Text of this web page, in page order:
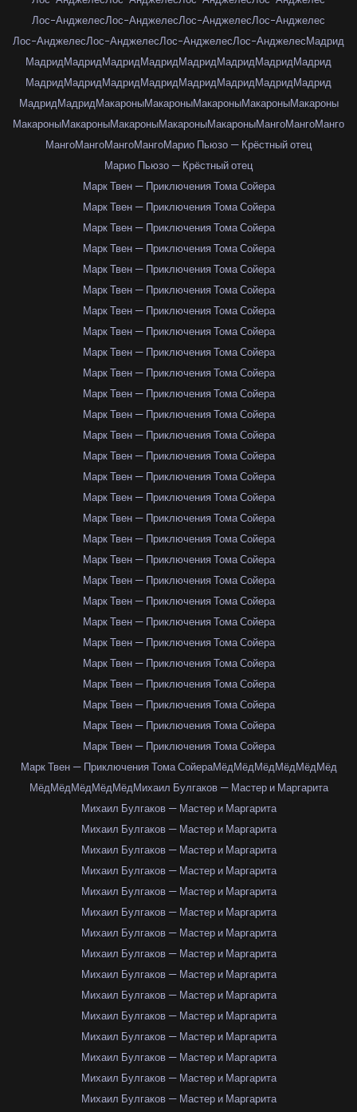
Лос-АнджелесЛос-АнджелесЛос-АнджелесЛос-Анджелес
Лос-АнджелесЛос-АнджелесЛос-АнджелесЛос-АнджелесМадрид
МадридМадридМадридМадридМадридМадридМадридМадрид
МадридМадридМадридМадридМадридМадридМадридМадрид
МадридМадридМакароныМакароныМакароныМакароныМакароны
МакароныМакароныМакароныМакароныМакароныМангоМангоМанго
МангоМангоМангоМангоМарио Пьюзо — Крёстный отец
Марио Пьюзо — Крёстный отец
Марк Твен — Приключения Тома Сойера
Марк Твен — Приключения Тома Сойера
Марк Твен — Приключения Тома Сойера
Марк Твен — Приключения Тома Сойера
Марк Твен — Приключения Тома Сойера
Марк Твен — Приключения Тома Сойера
Марк Твен — Приключения Тома Сойера
Марк Твен — Приключения Тома Сойера
Марк Твен — Приключения Тома Сойера
Марк Твен — Приключения Тома Сойера
Марк Твен — Приключения Тома Сойера
Марк Твен — Приключения Тома Сойера
Марк Твен — Приключения Тома Сойера
Марк Твен — Приключения Тома Сойера
Марк Твен — Приключения Тома Сойера
Марк Твен — Приключения Тома Сойера
Марк Твен — Приключения Тома Сойера
Марк Твен — Приключения Тома Сойера
Марк Твен — Приключения Тома Сойера
Марк Твен — Приключения Тома Сойера
Марк Твен — Приключения Тома Сойера
Марк Твен — Приключения Тома Сойера
Марк Твен — Приключения Тома Сойера
Марк Твен — Приключения Тома Сойера
Марк Твен — Приключения Тома Сойера
Марк Твен — Приключения Тома Сойера
Марк Твен — Приключения Тома Сойера
Марк Твен — Приключения Тома Сойера
Марк Твен — Приключения Тома СойераМёдМёдМёдМёдМёдМёд
МёдМёдМёдМёдМёдМихаил Булгаков — Мастер и Маргарита
Михаил Булгаков — Мастер и Маргарита
Михаил Булгаков — Мастер и Маргарита
Михаил Булгаков — Мастер и Маргарита
Михаил Булгаков — Мастер и Маргарита
Михаил Булгаков — Мастер и Маргарита
Михаил Булгаков — Мастер и Маргарита
Михаил Булгаков — Мастер и Маргарита
Михаил Булгаков — Мастер и Маргарита
Михаил Булгаков — Мастер и Маргарита
Михаил Булгаков — Мастер и Маргарита
Михаил Булгаков — Мастер и Маргарита
Михаил Булгаков — Мастер и Маргарита
Михаил Булгаков — Мастер и Маргарита
Михаил Булгаков — Мастер и Маргарита
Михаил Булгаков — Мастер и Маргарита